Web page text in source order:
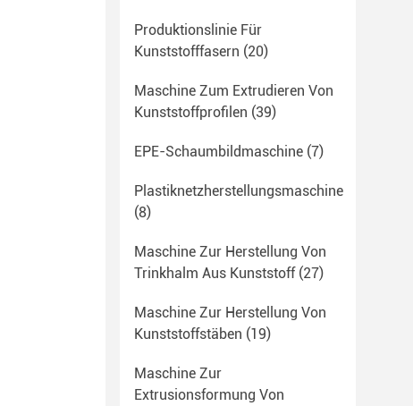
Produktionslinie Für
Kunststofffasern (20)
Maschine Zum Extrudieren Von
Kunststoffprofilen (39)
EPE-Schaumbildmaschine (7)
Plastiknetzherstellungsmaschine
(8)
Maschine Zur Herstellung Von
Trinkhalm Aus Kunststoff(27)
Maschine Zur Herstellung Von
Kunststoffstäben (19)
Maschine Zur
Extrusionsformung Von